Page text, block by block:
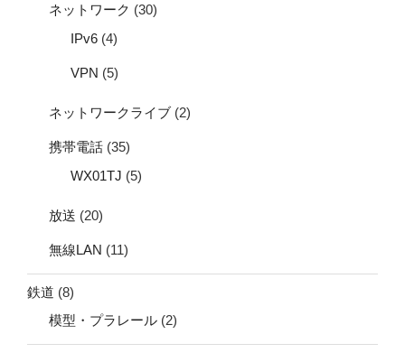
ネットワーク (30)
IPv6 (4)
VPN (5)
ネットワークライブ (2)
携帯電話 (35)
WX01TJ (5)
放送 (20)
無線LAN (11)
鉄道 (8)
模型・プラレール (2)